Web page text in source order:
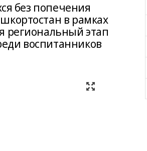
без попечения
в рамках
региональный этап
воспитанников